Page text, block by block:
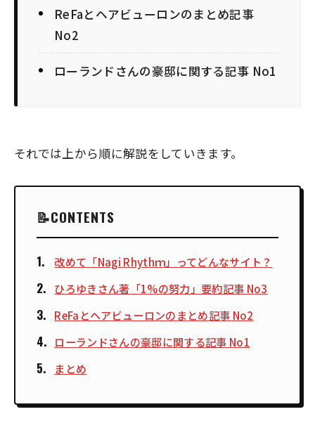
ReFaとヘアビューロンのまとめ記事
No2
ローランドさんの豪邸に関する記事 No1
それでは上から順に解説をしていきます。
CONTENTS
改めて「Nagi Rhythｍ」ってどんなサイト？
ひろゆきさん著「1%の努力」要約記事 No3
ReFaとヘアビューロンのまとめ記事 No2
ローランドさんの豪邸に関する記事 No1
まとめ